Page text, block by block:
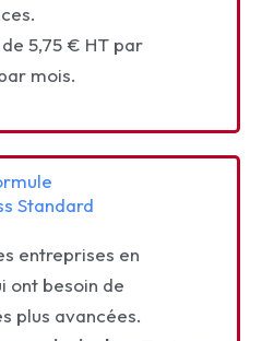
5,75 € HT par
mois.
Standard
entreprises en
ont besoin de
plus avancées.